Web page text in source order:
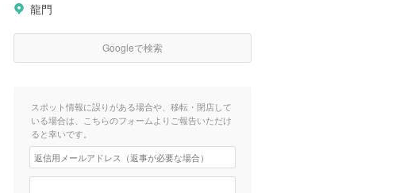
龍門
Googleで検索
スポット情報に誤りがある場合や、移転・閉店して
いる場合は、こちらのフォームよりご報告いただけ
ると幸いです。